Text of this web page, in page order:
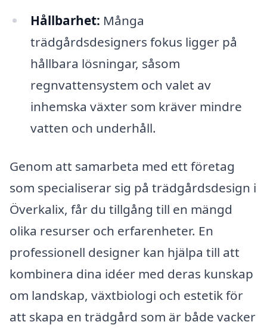
Hållbarhet: Många
trädgårdsdesigners fokus ligger på
hållbara lösningar, såsom
regnvattensystem och valet av
inhemska växter som kräver mindre
vatten och underhåll.
Genom att samarbeta med ett företag
som specialiserar sig på trädgårdsdesign i
Överkalix, får du tillgång till en mängd
olika resurser och erfarenheter. En
professionell designer kan hjälpa till att
kombinera dina idéer med deras kunskap
om landskap, växtbiologi och estetik för
att skapa en trädgård som är både vacker